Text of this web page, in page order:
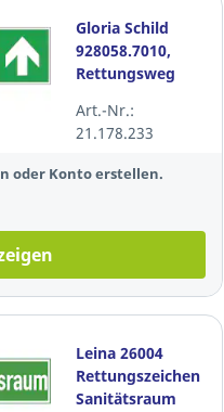
Gloria Schild
928058.7010,
Rettungsweg
300x150mm,
grün/weiß
Art.-Nr.:
21.178.233
oder Konto erstellen.
Leina 26004
Rettungszeichen
Sanitätsraum